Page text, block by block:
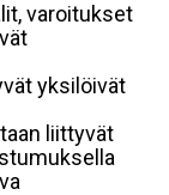
varoitukset
yksilöivät
liittyvät